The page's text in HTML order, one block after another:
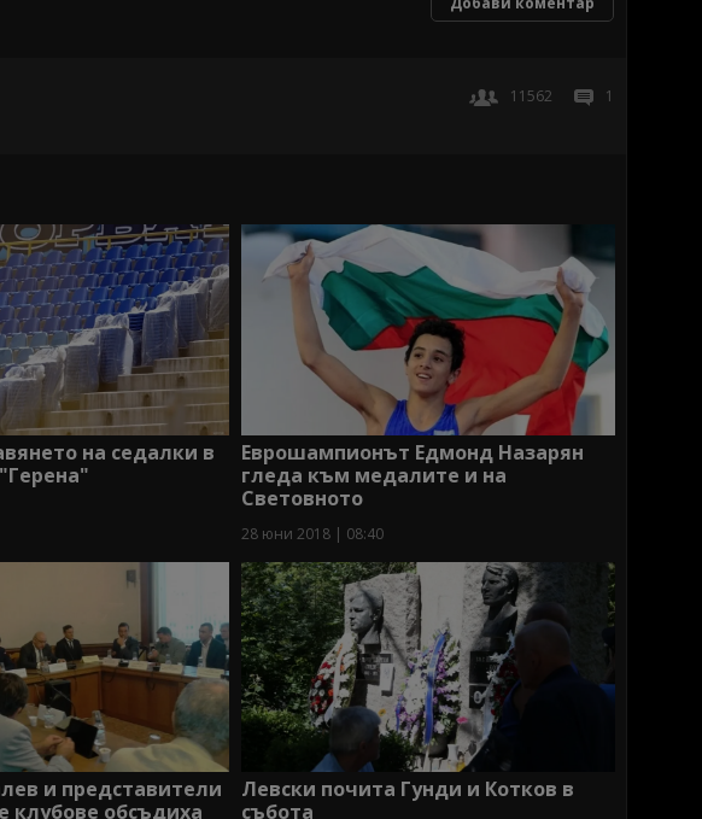
11562 1
на седалки в
Еврошампионът Едмонд Назарян
гледа към медалите и на
Световното
28 юни 2018 | 08:40
и представители
клубове обсъдиха
Левски почита Гунди и Котков в
събота